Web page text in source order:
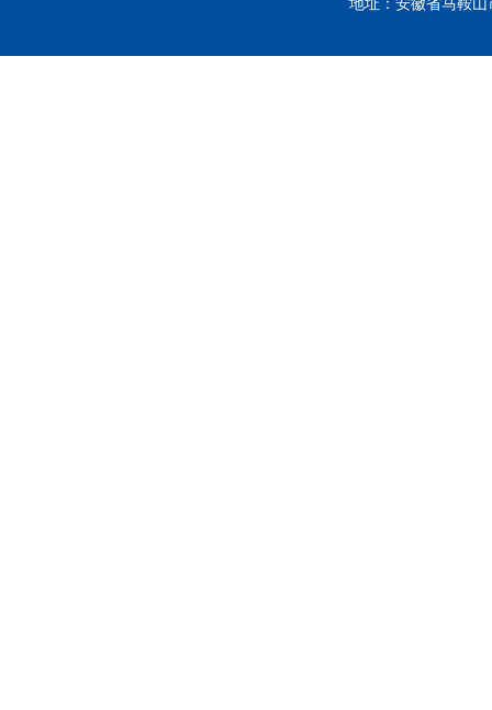
地址：安徽省马鞍